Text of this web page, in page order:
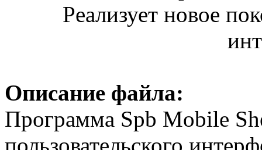
Pеализует новое
Описание файла:
Программа Spb Mobile